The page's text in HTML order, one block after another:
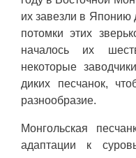
их завезли в Японию
потомки этих
началось их
некоторые
диких песчанок,
разнообразие.
Монгольская
адаптации к